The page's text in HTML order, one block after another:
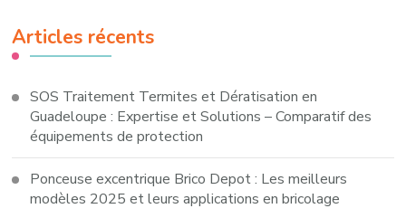
Articles récents
SOS Traitement Termites et Dératisation en
Guadeloupe : Expertise et Solutions – Comparatif des
équipements de protection
Ponceuse excentrique Brico Depot : Les meilleurs
modèles 2025 et leurs applications en bricolage